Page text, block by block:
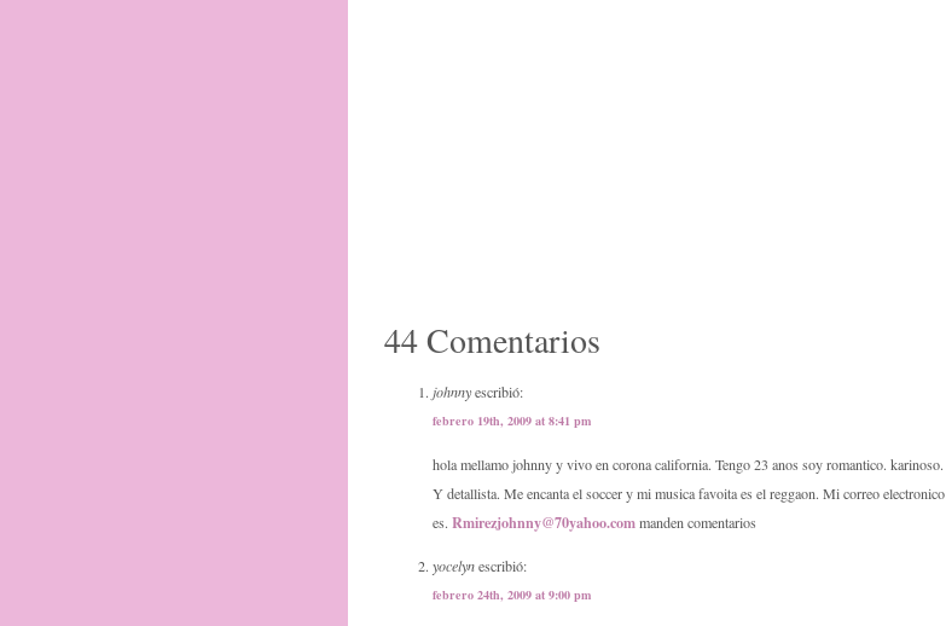
44 Comentarios
johnnyescribió:
febrero 19th, 2009 at 8:41 pm
hola mellamo johnny y vivo en corona california. Tengo 23 anos soy romantico. karinoso.
Y detallista. Me encanta el soccer y mi musica favoita es el reggaon. Mi correo electronico
es. Rmirezjohnny@70yahoo.commanden comentarios
yocelynescribió:
febrero 24th, 2009 at 9:00 pm